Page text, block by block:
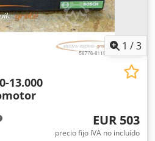
1 /3
13.000
EUR 503
precio fijo IVA no incluído